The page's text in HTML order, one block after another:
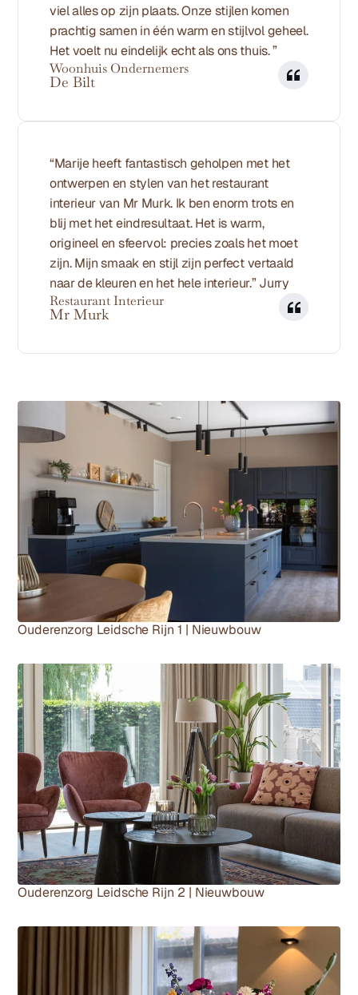
viel alles op zijn plaats. Onze stijlen komen
prachtig samen in één warm en stijlvol geheel.
Het voelt nu eindelijk echt als ons thuis. ”
Woonhuis Ondernemers
De Bilt
“Marije heeft fantastisch geholpen met het
ontwerpen en stylen van het restaurant
interieur van Mr Murk. Ik ben enorm trots en
blij met het eindresultaat. Het is warm,
origineel en sfeervol: precies zoals het moet
zijn. Mijn smaak en stijl zijn perfect vertaald
naar de kleuren en het hele interieur.” Jurry
Restaurant Interieur
Mr Murk
Meer projecten
Ouderenzorg Leidsche Rijn 1 | Nieuwbouw
Ouderenzorg Leidsche Rijn 2 | Nieuwbouw